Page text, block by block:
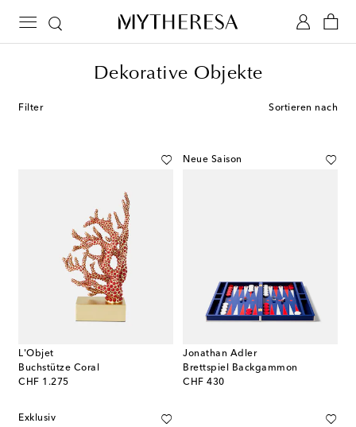
Dekorative Objekte
Filter Sortieren nach
L'Objet
Buchstütze Coral
CHF 1.275
original price
Neue Saison
Jonathan Adler
Brettspiel Backgammon
CHF 430
original price
Exklusiv